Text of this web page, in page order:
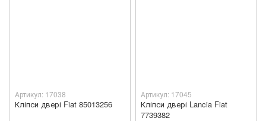
Артикул: 17038
Кліпси двері Fiat 85013256
Артикул: 17045
Кліпси двері Lancia Fiat
7739382